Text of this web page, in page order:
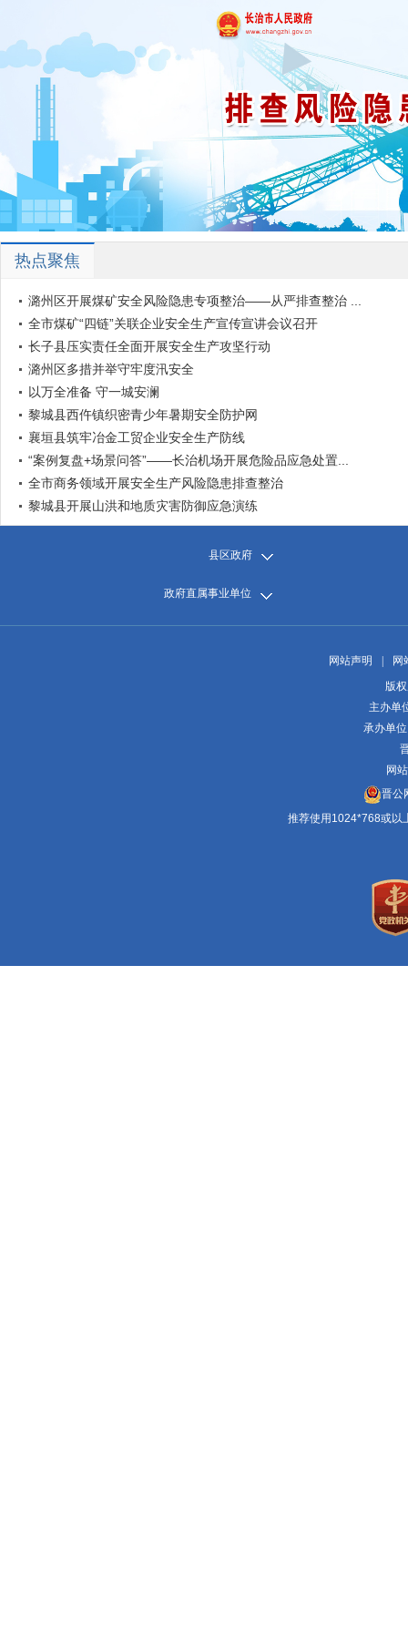
热点聚焦
潞州区开展煤矿安全风险隐患专项整治——从严排查整治 ...
全市煤矿“四链”关联企业安全生产宣传宣讲会议召开
长子县压实责任全面开展安全生产攻坚行动
潞州区多措并举守牢度汛安全
以万全准备 守一城安澜
黎城县西仵镇织密青少年暑期安全防护网
襄垣县筑牢冶金工贸企业安全生产防线
“案例复盘+场景问答”——长治机场开展危险品应急处置...
全市商务领域开展安全生产风险隐患排查整治
黎城县开展山洪和地质灾害防御应急演练
县区政府
政府直属事业单位
网站声明 |
网
版
主办单
承办单
网
晋公
推荐使用1024*768或以